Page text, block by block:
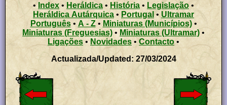
• Index • Heráldica • História • Legislação •
Heráldica Autárquica • Portugal • Ultramar
Português• A - Z• Miniaturas (Municípios)•
Miniaturas (Freguesias) • Miniaturas (Ultramar) •
Ligações • Novidades •Contacto •
Actualizada/Updated: 27/03/2024